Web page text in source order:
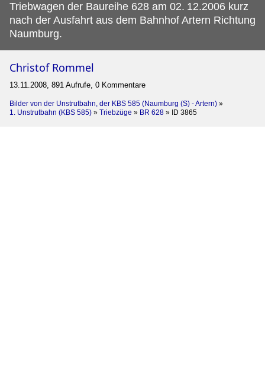
Triebwagen der Baureihe 628 am 02. 12.2006 kurz
nach der Ausfahrt aus dem Bahnhof Artern Richtung
Naumburg.
Christof Rommel
13.11.2008, 891 Aufrufe, 0 Kommentare
Bilder von der Unstrutbahn, der KBS 585 (Naumburg (S) - Artern) »
1. Unstrutbahn (KBS 585) » Triebzüge » BR 628 » ID 3865